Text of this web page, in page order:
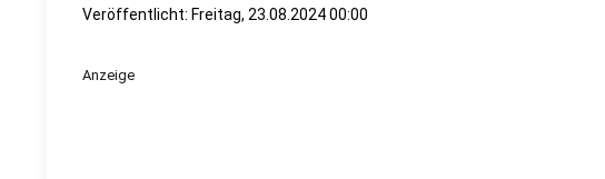
Veröffentlicht: Freitag, 23.08.2024 00:00
Anzeige